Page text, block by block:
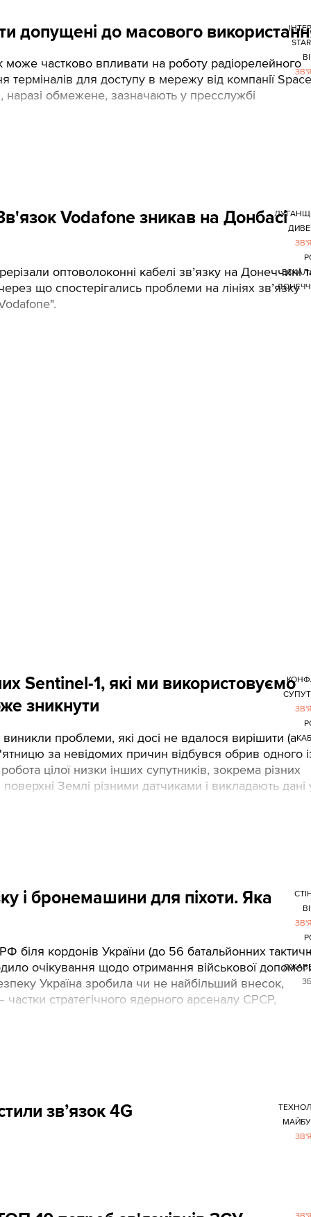
допущені до масового
частково впливати на роботу радіорелейного
терміналів для доступу в мережу від компанії
наразі обмежене, зазначають у пресслужбі
Vodafone зникав на Донбасі
оптоволоконні кабелі зв’язку на Донеччині
що спостерігались проблеми на лініях зв’язку
Sentinel-1, які ми використовуємо
зникнути
проблеми, які досі не вдалося вирішити (а
за невідомих причин відбувся обрив одного
цілої низки інших супутників, зокрема різних
Землі різними датчиками і викладають дані
і бронемашини для піхоти. Яка
біля кордонів України (до 56 батальйонних
очікування щодо отримання військової
Україна зробила чи не найбільший внесок,
стратегічного ядерного арсеналу СРСР,
зв’язок 4G